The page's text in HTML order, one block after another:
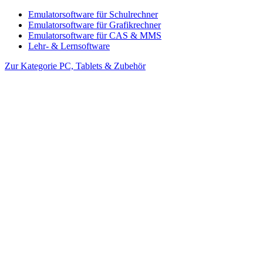
Emulatorsoftware für Schulrechner
Emulatorsoftware für Grafikrechner
Emulatorsoftware für CAS & MMS
Lehr- & Lernsoftware
Zur Kategorie PC, Tablets & Zubehör